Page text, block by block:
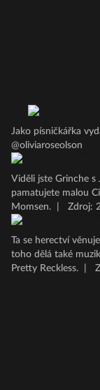
Jako písničkářka
@oliviaroseolson
Viděli jste Grinche s
pamatujete malou
Momsen.
Zdroj:
Ta se herectví
toho dělá také
Pretty Reckless.